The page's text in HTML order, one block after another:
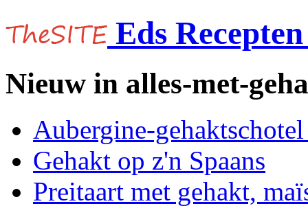
Eds
Nieuw in alles-met-
Aubergine-
Gehakt op z'n Spaans
Preitaart met gehakt,